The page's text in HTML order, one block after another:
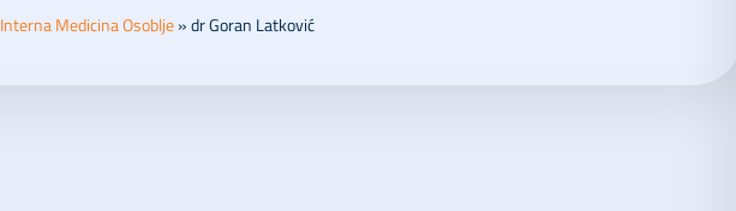
Interna Medicina Osoblje » dr Goran Latković